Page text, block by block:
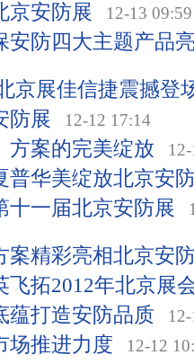
京安防展
12-13 09:59
安防四大主题产品
京展佳信捷震撼登
防展
12-12 17:14
方案的完美绽放
普华美绽放北京安
十一届北京安防展
案精彩亮相北京安
拓2012年北京展
蕴打造安防品质
场推进力度 12-12